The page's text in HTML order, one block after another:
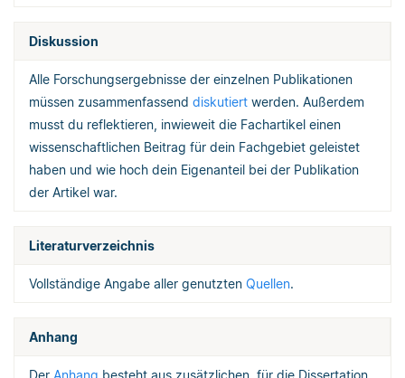
Diskussion
Alle Forschungsergebnisse der einzelnen Publikationen
müssen zusammenfassend diskutiert werden. Außerdem
musst du reflektieren, inwieweit die Fachartikel einen
wissenschaftlichen Beitrag für dein Fachgebiet geleistet
haben und wie hoch dein Eigenanteil bei der Publikation
der Artikel war.
Literaturverzeichnis
Vollständige Angabe aller genutzten Quellen.
Anhang
Der Anhang besteht aus zusätzlichen, für die Dissertation